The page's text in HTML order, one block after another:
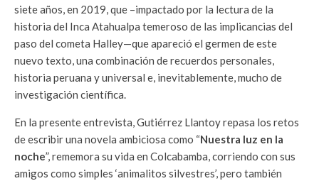
siete años, en 2019, que –impactado por la lectura de la
historia del Inca Atahualpa temeroso de las implicancias del
paso del cometa Halley—que apareció el germen de este
nuevo texto, una combinación de recuerdos personales,
historia peruana y universal e, inevitablemente, mucho de
investigación científica.
En la presente entrevista, Gutiérrez Llantoy repasa los retos
de escribir una novela ambiciosa como “Nuestra luz en la
noche”, rememora su vida en Colcabamba, corriendo con sus
amigos como simples ‘animalitos silvestres’, pero también